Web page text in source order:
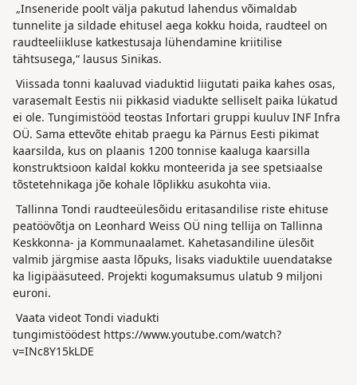
„Inseneride poolt välja pakutud lahendus võimaldab
tunnelite ja sildade ehitusel aega kokku hoida, raudteel on
raudteeliikluse katkestusaja lühendamine kriitilise
tähtsusega,“ lausus Sinikas.
Viissada tonni kaaluvad viaduktid liigutati paika kahes osas,
varasemalt Eestis nii pikkasid viadukte selliselt paika lükatud
ei ole. Tungimistööd teostas Infortari gruppi kuuluv INF Infra
OÜ. Sama ettevõte ehitab praegu ka Pärnus Eesti pikimat
kaarsilda, kus on plaanis 1200 tonnise kaaluga kaarsilla
konstruktsioon kaldal kokku monteerida ja see spetsiaalse
tõstetehnikaga jõe kohale lõplikku asukohta viia.
Tallinna Tondi raudteeülesõidu eritasandilise riste ehituse
peatöövõtja on Leonhard Weiss OÜ ning tellija on Tallinna
Keskkonna- ja Kommunaalamet. Kahetasandiline ülesõit
valmib järgmise aasta lõpuks, lisaks viaduktile uuendatakse
ka ligipääsuteed. Projekti kogumaksumus ulatub 9 miljoni
euroni.
Vaata videot Tondi viadukti
tungimistöödest https://www.youtube.com/watch?
v=INc8Y15kLDE